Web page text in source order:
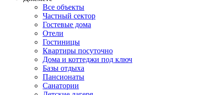
Все объекты
Частный сектор
Гостевые дома
Отели
Гостиницы
Квартиры посуточно
Дома и коттеджи под ключ
Базы отдыха
Пансионаты
Санатории